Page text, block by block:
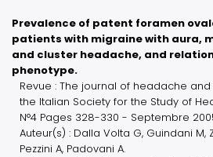
Prevalence of patent foramen
patients with migraine with aura,
and cluster headache, and
phenotype.
Revue : The journal of headache
the Italian Society for the Study of
N°4 Pages 328-330 - Septembre
Auteur(s) : Dalla Volta G, Guindani M,
Pezzini A, Padovani A.